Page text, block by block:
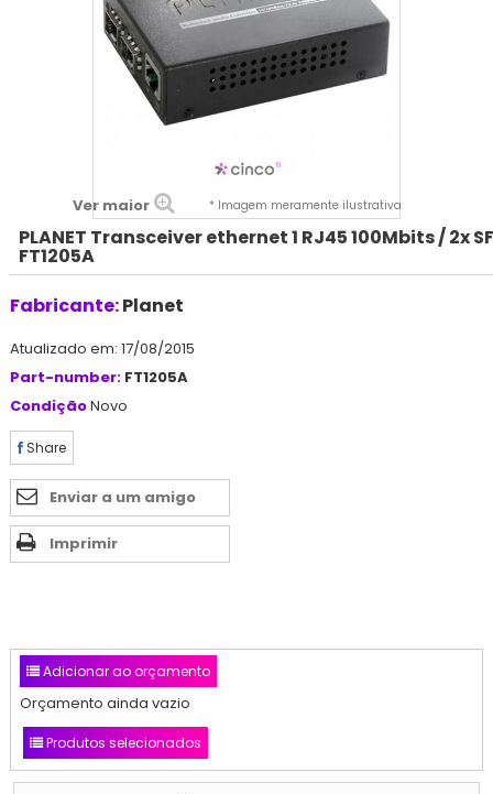
Ver maior * Imagem meramente ilustrativa
PLANET Transceiver ethernet 1 RJ45 100Mbits / 2x
FT1205A
Fabricante:Planet
Atualizado em: 17/08/2015
Part-number: FT1205A
CondiçãoNovo
Share
Enviar a um amigo
Imprimir
Adicionar ao orçamento
Orçamento ainda vazio
Produtos selecionados